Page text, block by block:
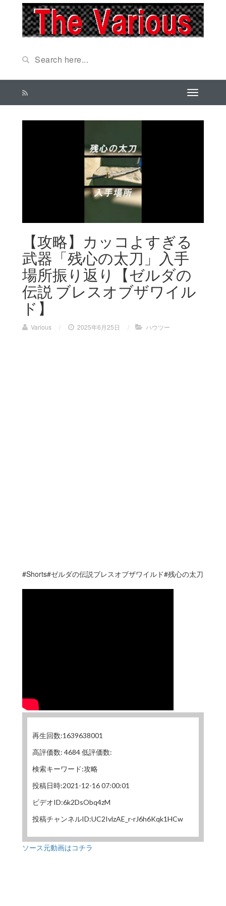
【攻略】カッコよすぎる
武器「残心の太刀」入手
場所振り返り【ゼルダの
伝説 ブレスオブザワイル
ド】
Various / 2025年6月25日 / ハウツー
#Shorts#ゼルダの伝説ブレスオブザワイルド#残心の太刀
再生回数:1639638001
高評価数: 4684 低評価数:
検索キーワード:攻略
投稿日時:2021-12-16 07:00:01
ビデオID:6k2DsObq4zM
投稿チャンネルID:UC2IvlzAE_r-rJ6h6Kqk1HCw
ソース元動画はコチラ